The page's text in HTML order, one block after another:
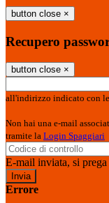
button close ×
Recupero
button close ×
all'indirizzo indicato con
Non hai una e-mail
tramite la Login Spaggiari
E-mail inviata, si
Errore